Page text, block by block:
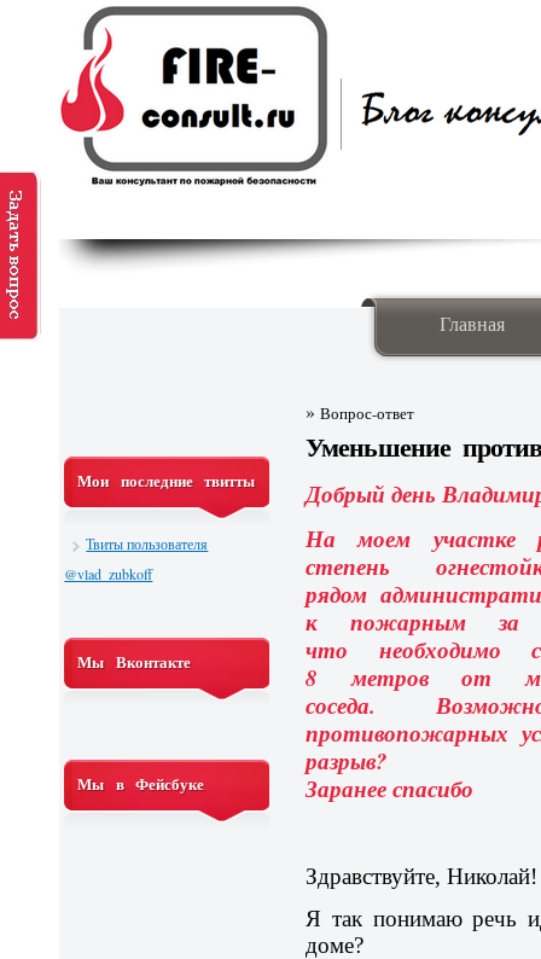
Главная
»Вопрос-ответ
Уменьшение
Добрый день
На моем участке
степень
рядом
к пожарным за
что необходимо
8 метров от
соседа.
противопожарных
разрыв?
Заранее спасибо
Здравствуйте, Николай!
Я так понимаю речь
доме?
Мои последние твитты
Твиты пользователя
@vlad_zubkoff
Мы Вконтакте
Мы в Фейсбуке